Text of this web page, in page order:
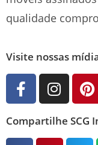
qualidade
Visite nossas
Compartilhe SCG